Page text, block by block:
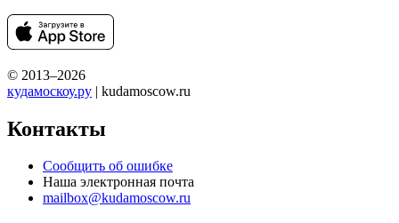
© 2013–2026
кудамоскоу.ру | kudamoscow.ru
Контакты
Сообщить об ошибке
Наша электронная почта
mailbox@kudamoscow.ru